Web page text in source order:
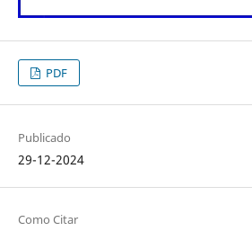
PDF
Publicado
29-12-2024
Como Citar